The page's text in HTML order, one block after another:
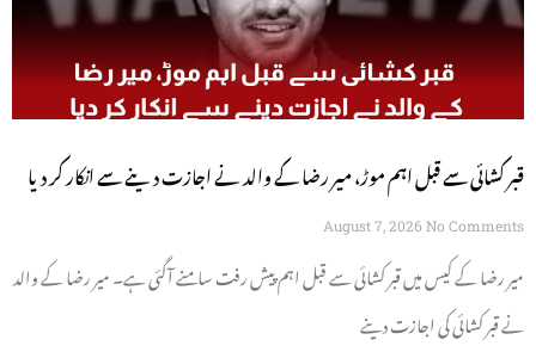
قبر کشائی سے قبل اہم موڑ، میر رضا کے والد نے اجازت دینے سے انکار کر دیا
August 7, 2026 No Comments
میر رضا کے کیس میں قبر کشائی سے قبل اہم پیش رفت سامنے آگئی ہے۔ میر رضا کے والد
نے قبر کشائی کی اجازت دینے